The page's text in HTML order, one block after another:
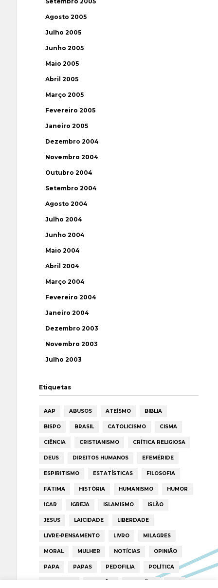
Agosto 2005
Julho 2005
Junho 2005
Maio 2005
Abril 2005
Março 2005
Fevereiro 2005
Janeiro 2005
Dezembro 2004
Novembro 2004
Outubro 2004
Setembro 2004
Agosto 2004
Julho 2004
Junho 2004
Maio 2004
Abril 2004
Março 2004
Fevereiro 2004
Janeiro 2004
Dezembro 2003
Novembro 2003
Julho 2003
Etiquetas
AAP ABUSOS ATEÍSMO BIBLIA
BISPO BRASIL CATOLICISMO CISMA
CIÊNCIA CRISTIANISMO CRÍTICA RELIGIOSA
DEUS DIREITOS HUMANOS EFEMÉRIDE
ESPIRITISMO ESTATÍSTICAS FILOSOFIA
FÁTIMA HISTÓRIA HUMANISMO HUMOR
ICAR IGREJA ISLAMISMO ISLÃO
JESUS LAICIDADE LIBERDADE
LIVRE-PENSAMENTO LIVRO MILAGRES
MORAL MULHER NOTÍCIAS OPINIÃO
PAPA PAPAS PEDOFILIA POLÍTICA
PORTUGAL RELIGIÃO RELIGIÕES RTP